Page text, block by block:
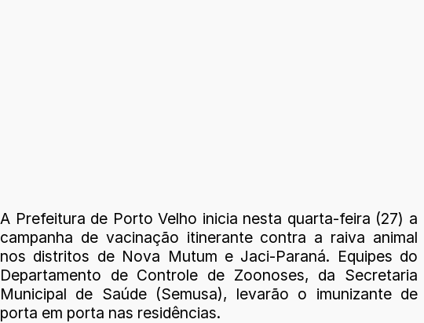
A Prefeitura de Porto Velho inicia nesta quarta-feira (27) a
campanha de vacinação itinerante contra a raiva animal
nos distritos de Nova Mutum e Jaci-Paraná. Equipes do
Departamento de Controle de Zoonoses, da Secretaria
Municipal de Saúde (Semusa), levarão o imunizante de
porta em porta nas residências.